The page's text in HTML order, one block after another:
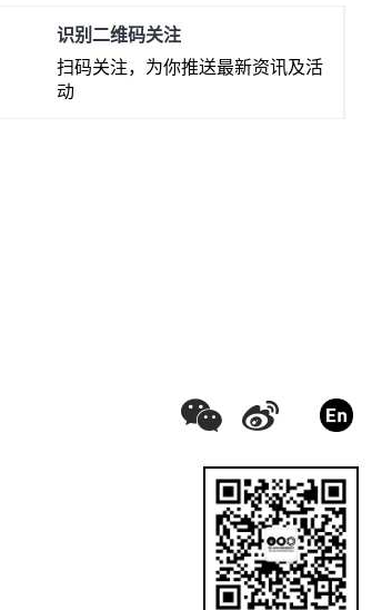
识别二维码关注
扫码关注，为你推送最新资讯及活
动